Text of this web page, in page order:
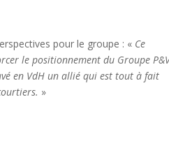
pour le groupe : « Ce
le positionnement du Groupe
en VdH un allié qui est tout à fait
»